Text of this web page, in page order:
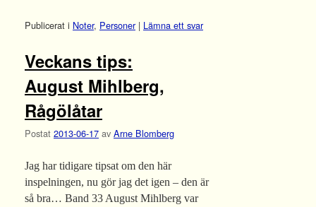
Publicerat i Noter, Personer | Lämna ett svar
Veckans tips:
August Mihlberg,
Rågölåtar
Postat 2013-06-17 av Arne Blomberg
Jag har tidigare tipsat om den här
inspelningen, nu gör jag det igen – den är
så bra… Band 33 August Mihlberg var